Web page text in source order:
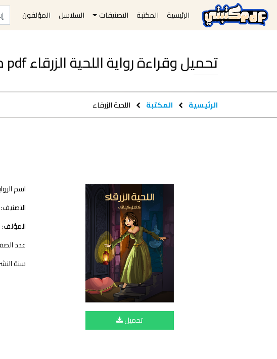
الرئيسية المكتبة التصنيفات السلاسل المؤلفون
تحميل وقراءة رواية اللحية الزرقاء pdf مجاناً
الرئيسية المكتبة اللحية الزرقاء
تحميل
اسم
التصنيف:
المؤلف:
عدد
سنة النشر: